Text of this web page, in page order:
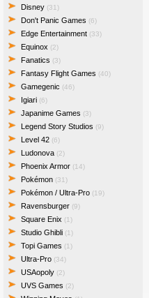
Disney (31)
Don't Panic Games (6)
Edge Entertainment (33)
Equinox (2)
Fanatics (3)
Fantasy Flight Games (40)
Gamegenic (46)
Igiari (6)
Japanime Games (3)
Legend Story Studios (9)
Level 42 (6)
Ludonova (2)
Phoenix Armor (14)
Pokémon (31)
Pokémon / Ultra-Pro (19)
Ravensburger (9)
Square Enix (1)
Studio Ghibli (1)
Topi Games (1)
Ultra-Pro (34)
USAopoly (2)
UVS Games (2)